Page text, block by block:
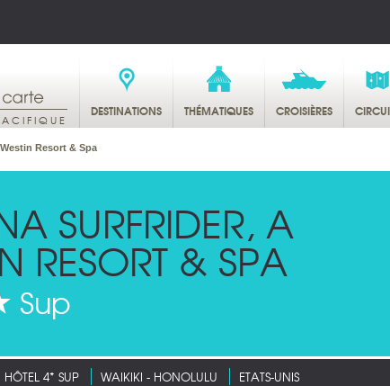
DESTINATIONS THÉMATIQUES CROISIÈRES
Resort & Spa
SURFRIDER, A
RESORT & SPA
Sup
HÔTEL 4* SUP WAIKIKI - HONOLULU ETATS-UNIS